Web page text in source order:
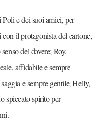
e dei suoi amici, per
il protagonista del cartone,
del dovere; Roy,
affidabile e sempre
e sempre gentile; Helly,
spiccato spirito per